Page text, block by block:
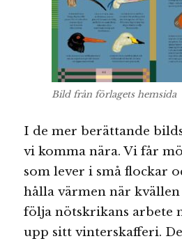
Bild från förlagets hemsida
I de mer berättande
vi komma nära. Vi får
som lever i små flockar
hålla värmen när
följa nötskrikans arbete
upp sitt vinterskafferi.